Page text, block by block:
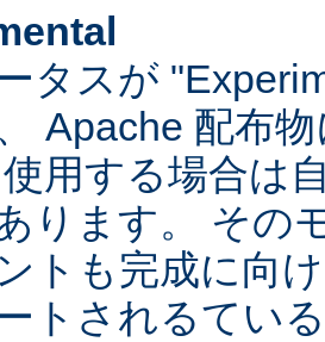
タスが
Apache 配布
用する場合は
ります。 その
トも完成に向
トされるてい